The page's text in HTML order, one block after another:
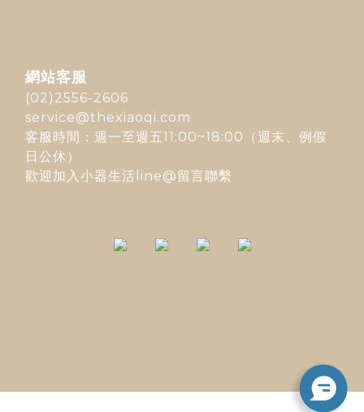
網站客服
(02)2556-2606
service@thexiaoqi.com
客服時間：週一至週五11:00~18:00（週末、例假
日公休）
歡迎加入 小器生活line@留言聯繫